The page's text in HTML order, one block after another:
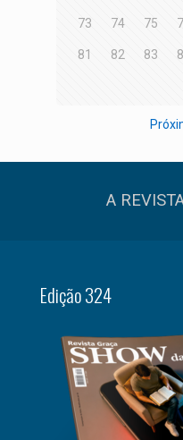
73 74 75
81 82 83
A
Edição 324